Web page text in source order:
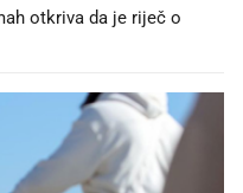
otkriva da je riječ o